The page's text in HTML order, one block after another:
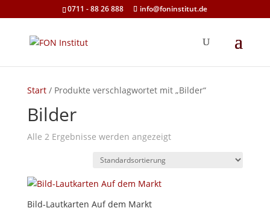
0711 - 88 26 888 info@foninstitut.de
Start/ Produkte verschlagwortet mit „Bilder“
Bilder
Alle 2 Ergebnisse werden angezeigt
Bild-Lautkarten Auf dem Markt